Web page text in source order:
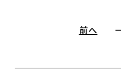
前へ